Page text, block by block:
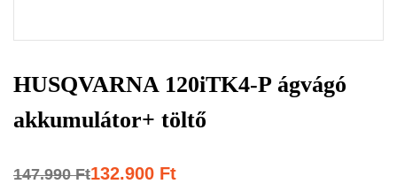
HUSQVARNA 120iTK4-P ágvágó
akkumulátor+ töltő
147.990Ft132.900 Ft